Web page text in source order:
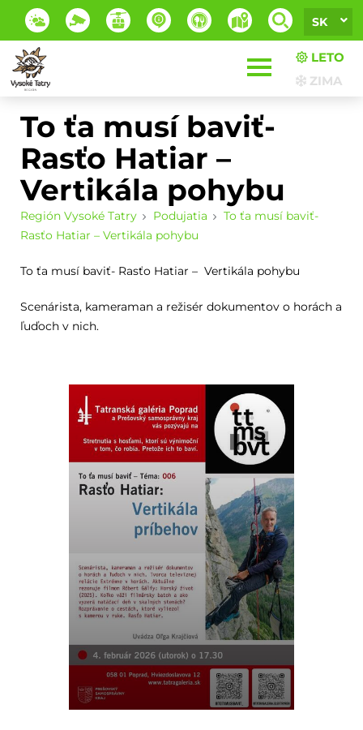
SK
LETO
ZIMA
To ťa musí baviť-
Rasťo Hatiar –
Vertikála pohybu
Región Vysoké Tatry Podujatia
To ťa musí baviť-
Rasťo Hatiar – Vertikála pohybu
To ťa musí baviť- Rasťo Hatiar – Vertikála pohybu
Scenárista, kameraman a režisér dokumentov o horách a
ľuďoch v nich.